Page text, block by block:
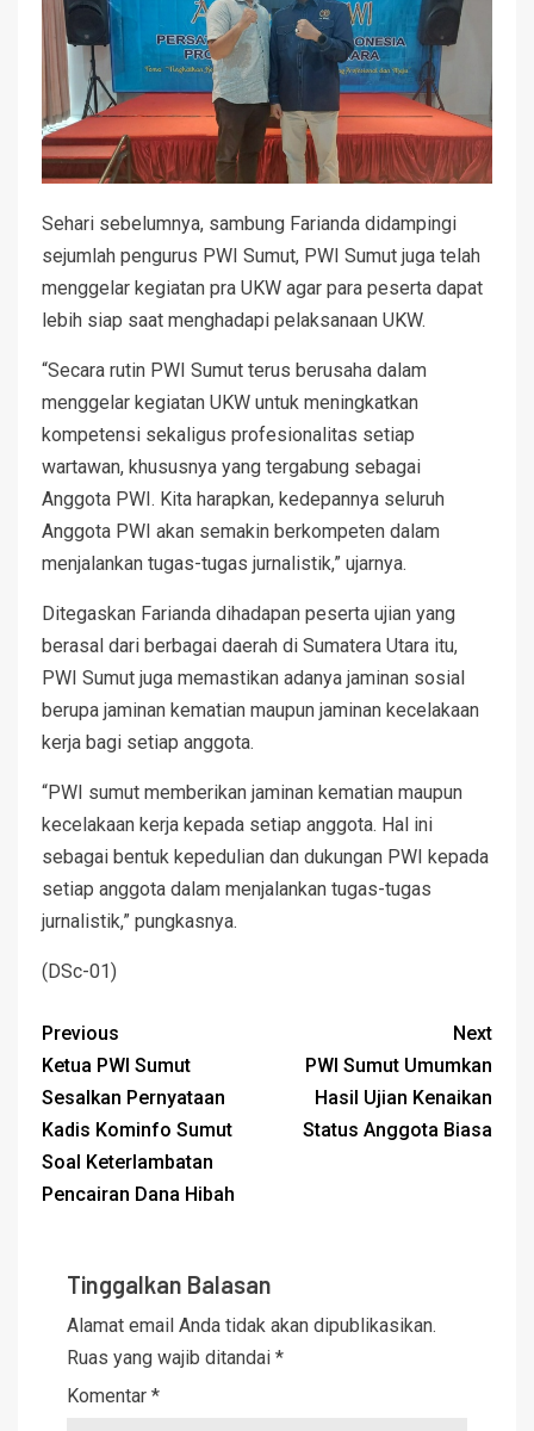
Sehari sebelumnya, sambung Farianda didampingi
sejumlah pengurus PWI Sumut, PWI Sumut juga telah
menggelar kegiatan pra UKW agar para peserta dapat
lebih siap saat menghadapi pelaksanaan UKW.
“Secara rutin PWI Sumut terus berusaha dalam
menggelar kegiatan UKW untuk meningkatkan
kompetensi sekaligus profesionalitas setiap
wartawan, khususnya yang tergabung sebagai
Anggota PWI. Kita harapkan, kedepannya seluruh
Anggota PWI akan semakin berkompeten dalam
menjalankan tugas-tugas jurnalistik,” ujarnya.
Ditegaskan Farianda dihadapan peserta ujian yang
berasal dari berbagai daerah di Sumatera Utara itu,
PWI Sumut juga memastikan adanya jaminan sosial
berupa jaminan kematian maupun jaminan kecelakaan
kerja bagi setiap anggota.
“PWI sumut memberikan jaminan kematian maupun
kecelakaan kerja kepada setiap anggota. Hal ini
sebagai bentuk kepedulian dan dukungan PWI kepada
setiap anggota dalam menjalankan tugas-tugas
jurnalistik,” pungkasnya.
(DSc-01)
Previous
Ketua PWI Sumut
Sesalkan Pernyataan
Kadis Kominfo Sumut
Soal Keterlambatan
Pencairan Dana Hibah
Next
PWI Sumut Umumkan
Hasil Ujian Kenaikan
Status Anggota Biasa
Tinggalkan Balasan
Alamat email Anda tidak akan dipublikasikan.
Ruas yang wajib ditandai *
Komentar *